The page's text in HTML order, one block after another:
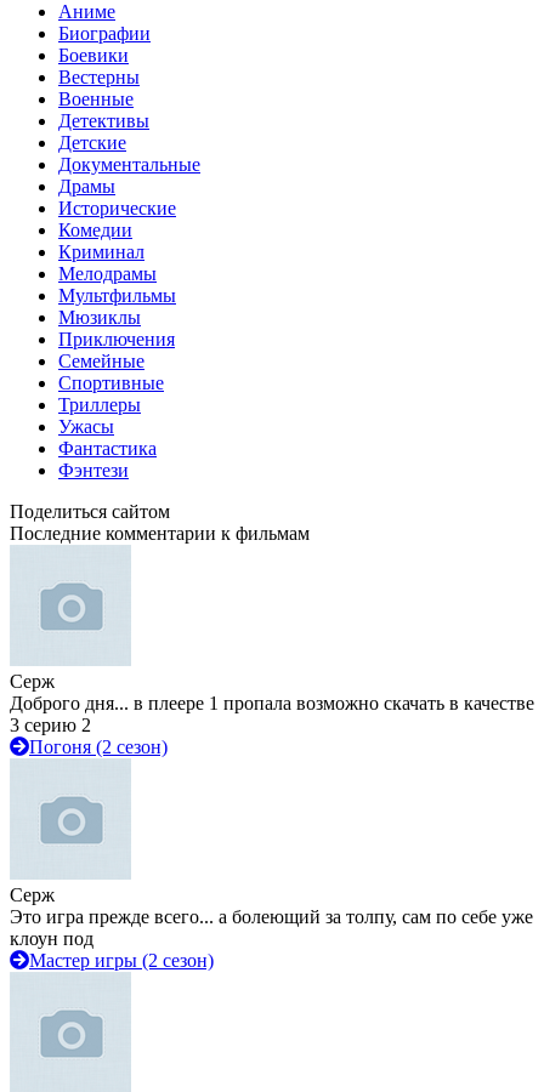
Аниме
Биографии
Боевики
Вестерны
Военные
Детективы
Детские
Документальные
Драмы
Исторические
Комедии
Криминал
Мелодрамы
Мультфильмы
Мюзиклы
Приключения
Семейные
Спортивные
Триллеры
Ужасы
Фантастика
Фэнтези
Поделиться сайтом
Последние комментарии к фильмам
Серж
Доброго дня... в плеере 1 пропала возможно скачать в качестве
3 серию 2
Погоня (2 сезон)
Серж
Это игра прежде всего... а болеющий за толпу, сам по себе уже
клоун под
Мастер игры (2 сезон)